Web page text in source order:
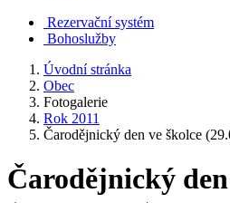
Rezervační systém
Bohoslužby
Úvodní stránka
Obec
Fotogalerie
Rok 2011
Čarodějnický den ve školce
Čarodějnický